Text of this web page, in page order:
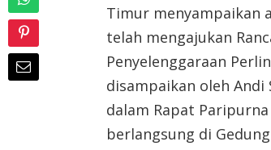
Timur menyampaikan
telah mengajukan
Penyelenggaraan
disampaikan oleh Andi
dalam Rapat
berlangsung di